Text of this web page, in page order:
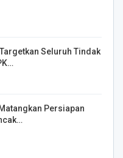
Seluruh Tindak
Persiapan